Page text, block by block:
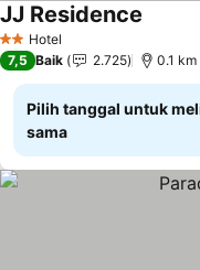
2 Bintang
Hotel
JJ Residence
7,5 Baik 2.725 0.1
Pilih tanggal untuk
sama